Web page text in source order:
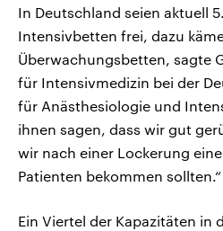
In Deutschland seien aktuell
Intensivbetten frei, dazu
Überwachungsbetten, sagte
für Intensivmedizin bei der
für Anästhesiologie und
ihnen sagen, dass wir gut
wir nach einer Lockerung
Patienten bekommen sollten.“
Ein Viertel der Kapazitäten in